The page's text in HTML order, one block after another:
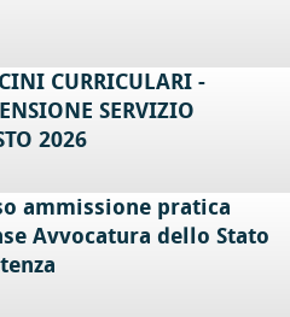
CURRICULARI -
SERVIZIO
2026
ammissione pratica
Avvocatura dello Stato